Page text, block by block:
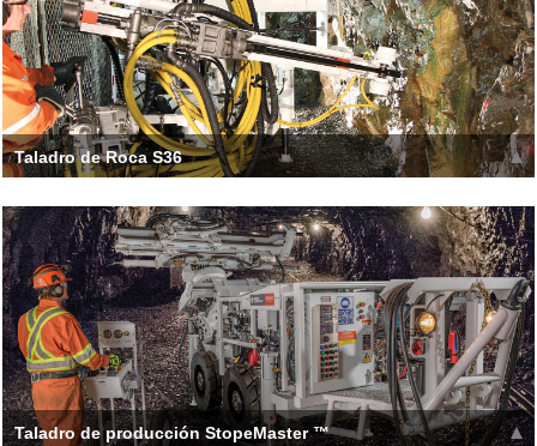
Taladro de Roca S36
velocidades de penetración rápidas, alta durabilidad y eficacia
Leer más >>
Taladro de producción StopeMaster ™